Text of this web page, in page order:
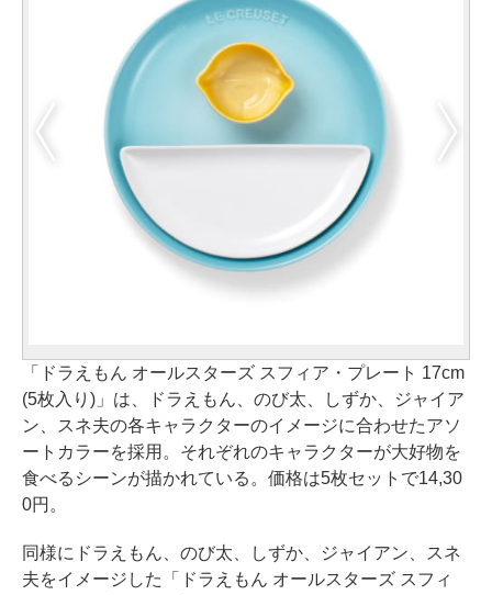
「ドラえもん オールスターズ スフィア・プレート 17cm
(5枚入り)」は、ドラえもん、のび太、しずか、ジャイア
ン、スネ夫の各キャラクターのイメージに合わせたアソ
ートカラーを採用。それぞれのキャラクターが大好物を
食べるシーンが描かれている。価格は5枚セットで14,30
0円。
同様にドラえもん、のび太、しずか、ジャイアン、スネ
夫をイメージした「ドラえもん オールスターズ スフィ